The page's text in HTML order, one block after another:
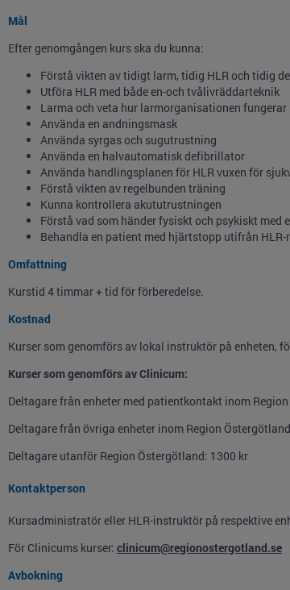
Mål
Efter genomgången kurs ska du kunna:
Förstå vikten av tidigt larm, tidig HLR och tidig
Utföra HLR med både en-och tvålivräddarteknik
Larma och veta hur larmorganisationen fungerar
Använda en andningsmask
Använda syrgas och sugutrustning
Använda en halvautomatisk defibrillator
Använda handlingsplanen för HLR vuxen för
Förstå vikten av regelbunden träning
Kunna kontrollera akututrustningen
Förstå vad som händer fysiskt och psykiskt med
Behandla en patient med hjärtstopp utifrån
Omfattning
Kurstid 4 timmar + tid för förberedelse.
Kostnad
Kurser som genomförs av lokal instruktör på enheten,
Kurser som genomförs av Clinicum:
Deltagare från enheter med patientkontakt inom
Deltagare från övriga enheter inom Region
Deltagare utanför Region Östergötland: 1300 kr
Kontaktperson
Kursadministratör eller HLR-instruktör på respektive
För Clinicums kurser: clinicum@regionostergotland.se
Avbokning